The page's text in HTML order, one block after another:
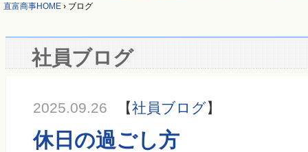
直富商事HOME › ブログ
社員ブログ
2025.09.26 【社員ブログ】
休日の過ごし方